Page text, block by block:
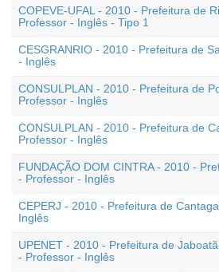
COPEVE-UFAL - 2010 - Prefeitura de
Professor - Inglês - Tipo 1
CESGRANRIO - 2010 - Prefeitura de
- Inglês
CONSULPLAN - 2010 - Prefeitura de
Professor - Inglês
CONSULPLAN - 2010 - Prefeitura de
Professor - Inglês
FUNDAÇÃO DOM CINTRA - 2010 -
- Professor - Inglês
CEPERJ - 2010 - Prefeitura de
Inglês
UPENET - 2010 - Prefeitura de
- Professor - Inglês